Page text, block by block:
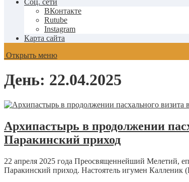
Соц. сети
ВКонтакте
Rutube
Instagram
Карта сайта
Открыть меню
День: 22.04.2025
Архипастырь в продолжении
Паракинский приход
22 апреля 2025 года Преосвященнейший Мелетий,
Паракинский приход. Настоятель игумен